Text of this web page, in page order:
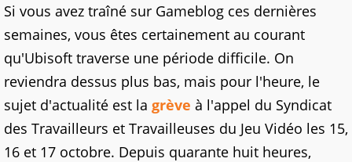
Si vous avez traîné sur Gameblog ces dernières
semaines, vous êtes certainement au courant
qu'Ubisoft traverse une période difficile. On
reviendra dessus plus bas, mais pour l'heure, le
sujet d'actualité est la grève à l'appel du Syndicat
des Travailleurs et Travailleuses du Jeu Vidéo les 15,
16 et 17 octobre. Depuis quarante huit heures,